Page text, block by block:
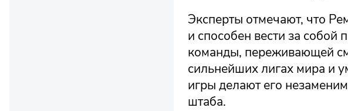
Эксперты отмечают, что
и способен вести за собой
команды, переживающей
сильнейших лигах мира и
игры делают его
штаба.